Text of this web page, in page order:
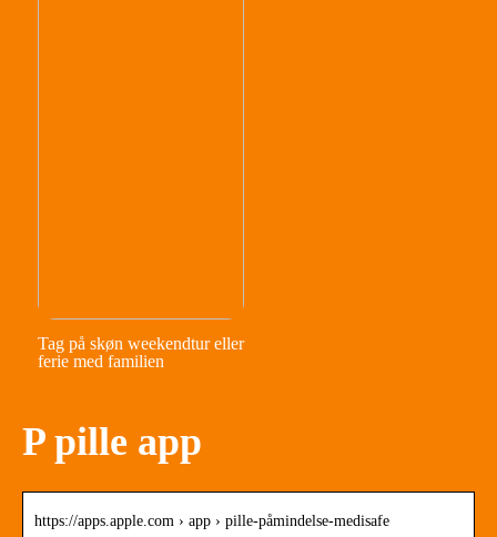
Tag på skøn weekendtur eller
ferie med familien
P pille app
https://apps.apple.com › app › pille-påmindelse-medisafe